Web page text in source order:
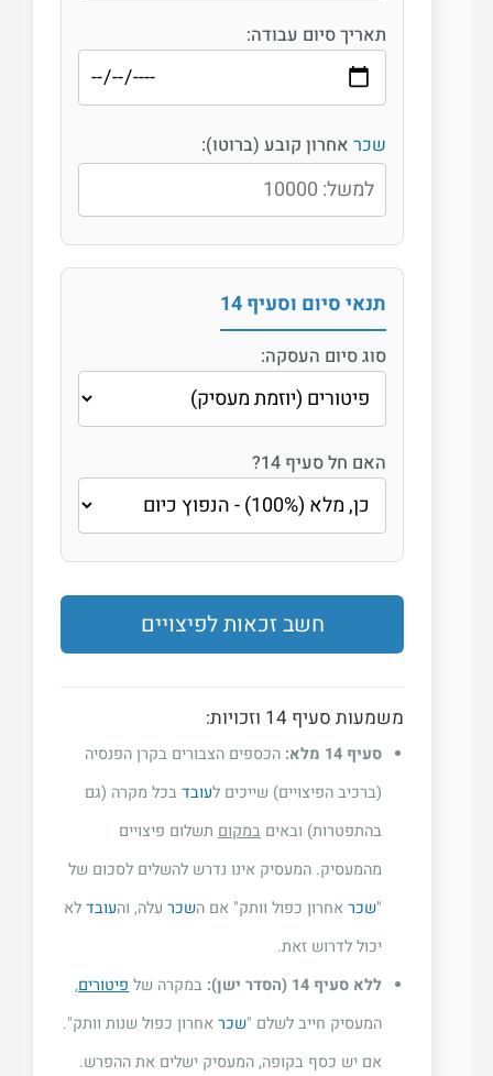
תאריך סיום עבודה:
שכר אחרון קובע (ברוטו):
תנאי סיום וסעיף 14
סוג סיום העסקה:
האם חל סעיף 14?
חשב זכאות לפיצויים
משמעות סעיף 14 וזכויות:
סעיף 14 מלא:
הכספים הצבורים בקרן הפנסיה
(ברכיב הפיצויים) שייכים לעובדבכל מקרה (גם
בהתפטרות) ובאים במקום תשלום פיצויים
מהמעסיק. המעסיק אינו נדרש להשלים לסכום של
"שכראחרון כפול וותק" אם השכר עלה, והעובדלא
יכול לדרוש זאת.
ללא סעיף 14 (הסדר ישן):
במקרה של פיטורים,
המעסיק חייב לשלם "שכראחרון כפול שנות וותק".
אם יש כסף בקופה, המעסיק ישלים את ההפרש.